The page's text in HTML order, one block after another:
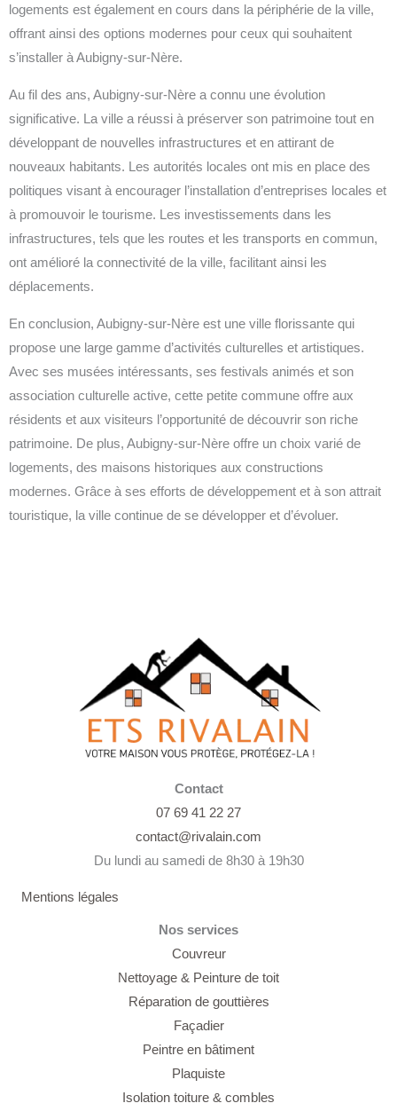
logements est également en cours dans la périphérie de la ville,
offrant ainsi des options modernes pour ceux qui souhaitent
s’installer à Aubigny-sur-Nère.
Au fil des ans, Aubigny-sur-Nère a connu une évolution
significative. La ville a réussi à préserver son patrimoine tout en
développant de nouvelles infrastructures et en attirant de
nouveaux habitants. Les autorités locales ont mis en place des
politiques visant à encourager l’installation d’entreprises locales et
à promouvoir le tourisme. Les investissements dans les
infrastructures, tels que les routes et les transports en commun,
ont amélioré la connectivité de la ville, facilitant ainsi les
déplacements.
En conclusion, Aubigny-sur-Nère est une ville florissante qui
propose une large gamme d’activités culturelles et artistiques.
Avec ses musées intéressants, ses festivals animés et son
association culturelle active, cette petite commune offre aux
résidents et aux visiteurs l’opportunité de découvrir son riche
patrimoine. De plus, Aubigny-sur-Nère offre un choix varié de
logements, des maisons historiques aux constructions
modernes. Grâce à ses efforts de développement et à son attrait
touristique, la ville continue de se développer et d’évoluer.
Contact
07 69 41 22 27
contact@rivalain.com
Du lundi au samedi de 8h30 à 19h30
Mentions légales
Nos services
Couvreur
Nettoyage & Peinture de toit
Réparation de gouttières
Façadier
Peintre en bâtiment
Plaquiste
Isolation toiture & combles